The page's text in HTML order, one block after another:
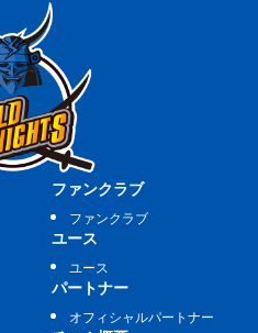
ファンクラブ
ファンクラブ
ユース
ユース
パートナー
オフィシャルパートナー